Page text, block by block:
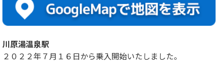
川原湯温泉駅
２０２２年７月１６日から乗入開始いたしました。